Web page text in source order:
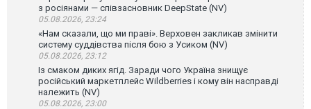
з росіянами — співзасновник DeepState (NV)
05.08.2026, 23:24
«Нам сказали, що ми праві». Верховен закликав змінити
систему суддівства після бою з Усиком (NV)
05.08.2026, 23:12
Із смаком диких ягід. Заради чого Україна знищує
російський маркетплейс Wildberries і кому він насправді
належить (NV)
05.08.2026, 23:00